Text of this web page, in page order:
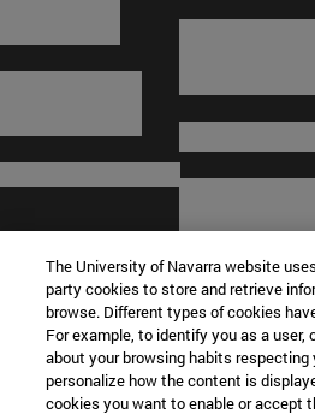
© Universidad de Navarra
The University of Navarra website
party cookies to store and retrieve
browse. Different types of cookies
For example, to identify you as a user,
about your browsing habits respecting
personalize how the content is
cookies you want to enable or accept